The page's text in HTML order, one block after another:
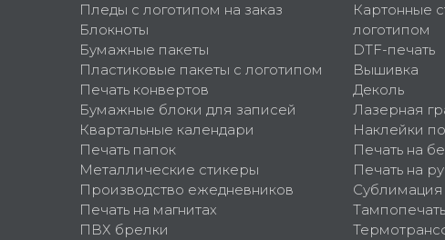
Пледы с логотипом на заказ
Блокноты
Бумажные пакеты
Пластиковые пакеты с логотипом
Печать конвертов
Бумажные блоки для записей
Квартальные календари
Печать папок
Металлические стикеры
Производство ежедневников
Печать на магнитах
ПВХ брелки
Картонные
логотипом
DTF-печать
Вышивка
Деколь
Лазерная
Наклейки
Печать на
Печать на
Сублимация
Тампопечать